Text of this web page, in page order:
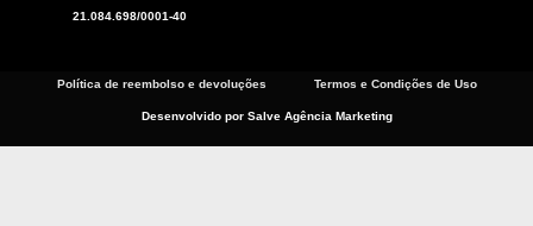
a
m
21.084.698/0001-40
Política de reembolso e devoluções Termos e Condições de Uso
Desenvolvido por Salve Agência Marketing